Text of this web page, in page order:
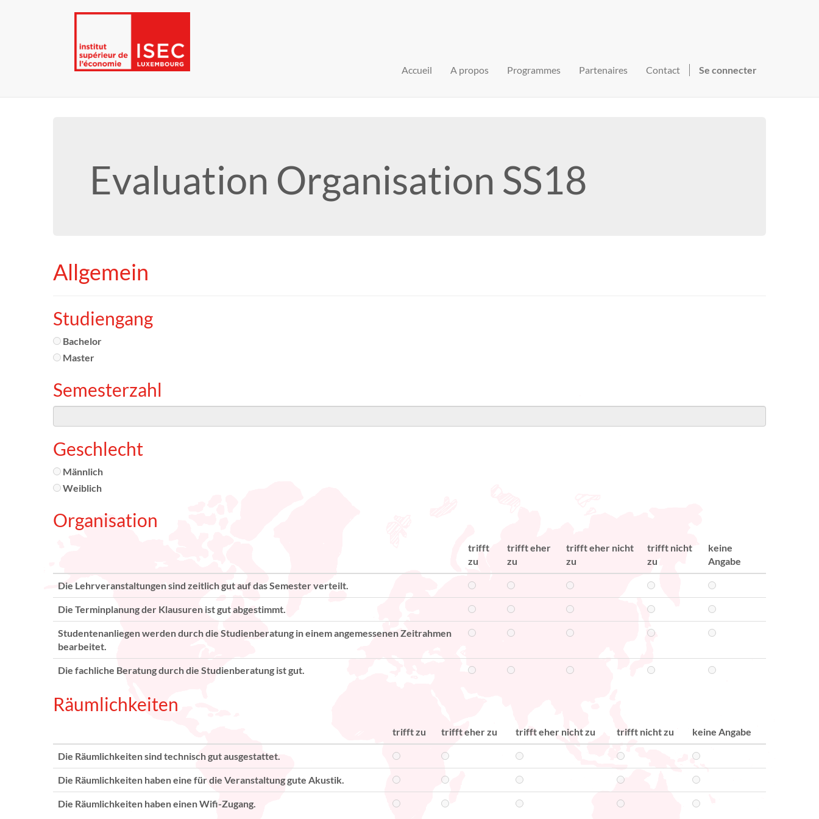
Accueil A propos Programmes Partenaires Contact Se connecter
Evaluation Organisation SS18
Allgemein
Studiengang
Bachelor
Master
Semesterzahl
Geschlecht
Männlich
Weiblich
Organisation
trifft
zu
trifft eher
zu
trifft eher nicht
zu
trifft nicht
zu
keine
Angabe
Die Lehrveranstaltungen sind zeitlich gut auf das Semester verteilt.
Die Terminplanung der Klausuren ist gut abgestimmt.
Studentenanliegen werden durch die Studienberatung in einem angemessenen Zeitrahmen
bearbeitet.
Die fachliche Beratung durch die Studienberatung ist gut.
Räumlichkeiten
trifft zu trifft eher zu trifft eher nicht zu trifft nicht zu keine Angabe
Die Räumlichkeiten sind technisch gut ausgestattet.
Die Räumlichkeiten haben eine für die Veranstaltung gute Akustik.
Die Räumlichkeiten haben einen Wifi-Zugang.